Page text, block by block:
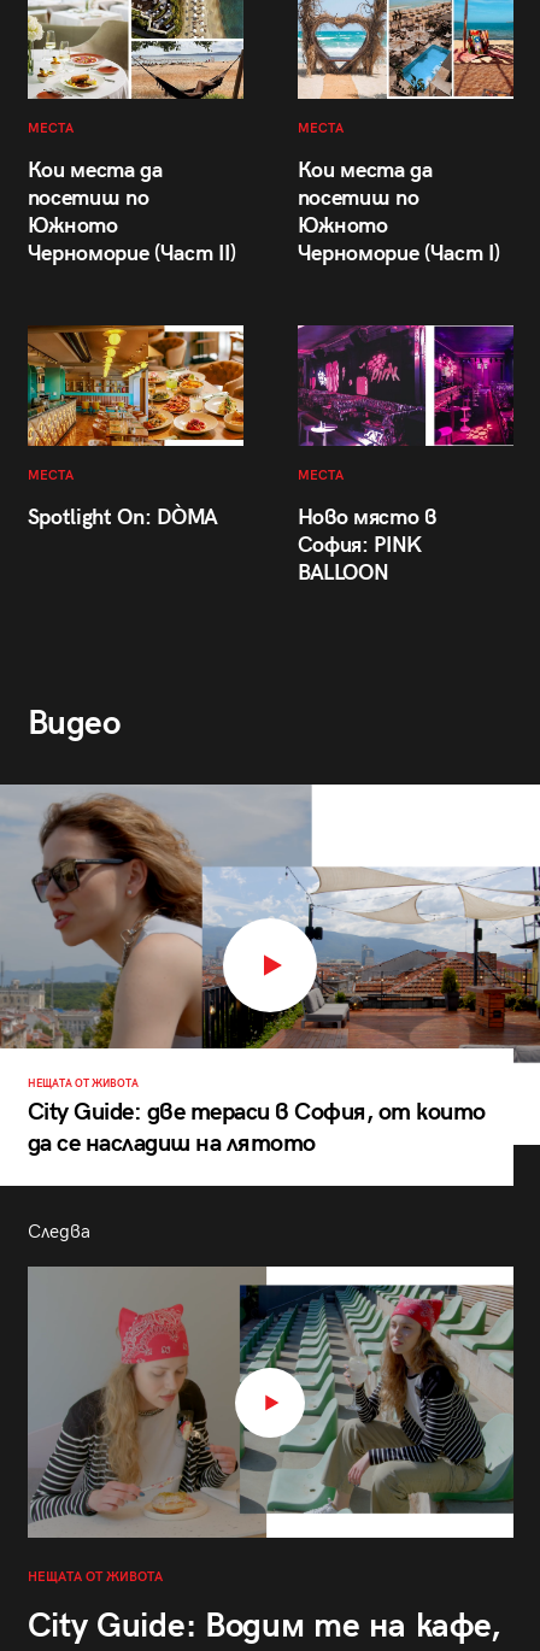
МЕСТА
Кои места да
посетиш по
Южното
Черноморие (Част II)
МЕСТА
Кои места да
посетиш по
Южното
Черноморие (Част I)
МЕСТА
Spotlight On: DÒMA
МЕСТА
Ново място в
София: PINK
BALLOON
Видео
НЕЩАТА ОТ ЖИВОТА
City Guide: две тераси в София, от които
да се насладиш на лятото
Следва
НЕЩАТА ОТ ЖИВОТА
City Guide: Водим те на кафе,